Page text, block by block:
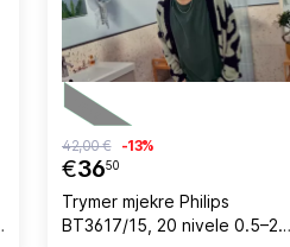
€3650
42,00 € -13%
Trymer mjekre Philips
BT3617/15, 20 nivele 0.5–20